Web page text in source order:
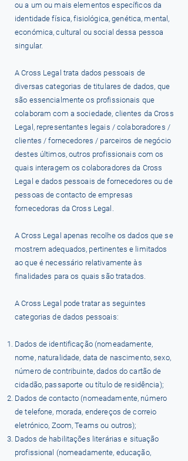
ou a um ou mais elementos específicos da
identidade física, fisiológica, genética, mental,
económica, cultural ou social dessa pessoa
singular.
A Cross Legal trata dados pessoais de
diversas categorias de titulares de dados, que
são essencialmente os profissionais que
colaboram com a sociedade, clientes da Cross
Legal, representantes legais / colaboradores /
clientes / fornecedores / parceiros de negócio
destes últimos, outros profissionais com os
quais interagem os colaboradores da Cross
Legal e dados pessoais de fornecedores ou de
pessoas de contacto de empresas
fornecedoras da Cross Legal.
A Cross Legal apenas recolhe os dados que se
mostrem adequados, pertinentes e limitados
ao que é necessário relativamente às
finalidades para os quais são tratados.
A Cross Legal pode tratar as seguintes
categorias de dados pessoais:
Dados de identificação (nomeadamente,
nome, naturalidade, data de nascimento, sexo,
número de contribuinte, dados do cartão de
cidadão, passaporte ou título de residência);
Dados de contacto (nomeadamente, número
de telefone, morada, endereços de correio
eletrónico, Zoom, Teams ou outros);
Dados de habilitações literárias e situação
profissional (nomeadamente, educação,